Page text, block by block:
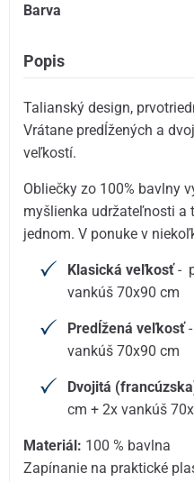
Barva
Popis
Talianský design,
Vrátane predĺžených a
veľkostí.
Obliečky zo 100% bavlny
myšlienka udržateľnosti a
jednom. V ponuke v
Klasická veľkosť-
vankúš 70x90 cm
Predĺžená veľkosť-
vankúš 70x90 cm
Dvojitá
cm + 2x vankúš
Materiál: 100 % bavlna
Zapínanie na praktické